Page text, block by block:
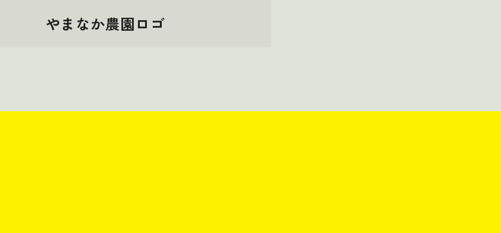
やまなか農園ロゴ